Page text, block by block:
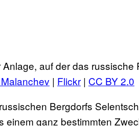
Anlage, auf der das
| Flickr | CC BY 2.0
Bergdorfs
einem ganz bestimmten